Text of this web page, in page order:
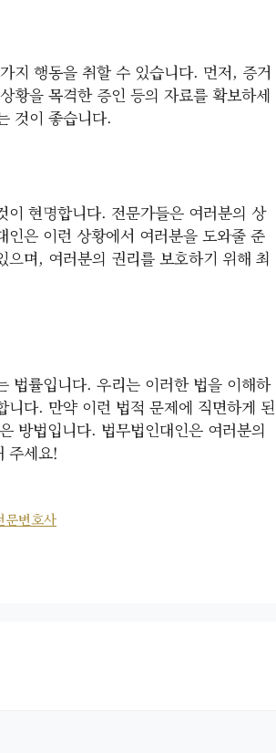
지 행동을 취할 수 있습니다. 먼저, 증거
황을 목격한 증인 등의 자료를 확보하세
것이 좋습니다.
현명합니다. 전문가들은 여러분의 상
은 이런 상황에서 여러분을 도와줄 준
며, 여러분의 권리를 보호하기 위해 최
법률입니다. 우리는 이러한 법을 이해하
다. 만약 이런 법적 문제에 직면하게 된
방법입니다. 법무법인대인은 여러분의
주세요!
문변호사